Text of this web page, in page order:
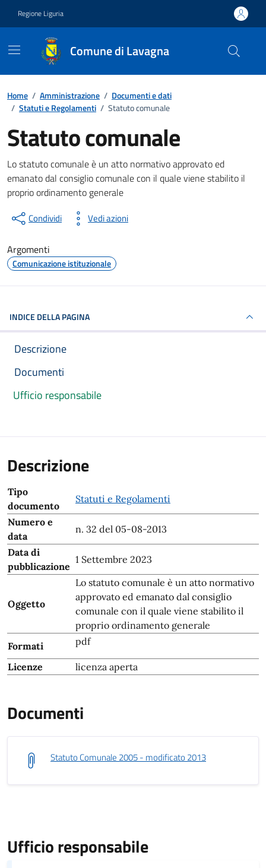
Regione Liguria
Comune di Lavagna
Home / Amministrazione / Documenti e dati
/ Statuti e Regolamenti / Statuto comunale
Statuto comunale
Documento pubblico
Lo statuto comunale è un atto normativo approvato ed
emanato dal consiglio comunale con il quale viene stabilito il
proprio ordinamento generale
Condividi Vedi azioni
Argomenti
Comunicazione istituzionale
INDICE DELLA PAGINA
Descrizione
Documenti
Ufficio responsabile
Descrizione
Tipo
documento
Statuti e Regolamenti
Numero e
data
n. 32 del 05-08-2013
Data di
pubblicazione
1 Settembre 2023
Oggetto
Lo statuto comunale è un atto normativo
approvato ed emanato dal consiglio
comunale con il quale viene stabilito il
proprio ordinamento generale
Formati
pdf
Licenze licenza aperta
Documenti
Statuto Comunale 2005 - modificato 2013
Ufficio responsabile